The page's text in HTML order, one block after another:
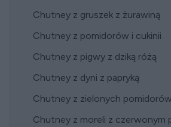
Chutney z gruszek z żurawiną
Chutney z pomidorów i cukinii
Chutney z pigwy z dziką różą
Chutney z dyni z papryką
Chutney z zielonych
Chutney z moreli z czerwonym